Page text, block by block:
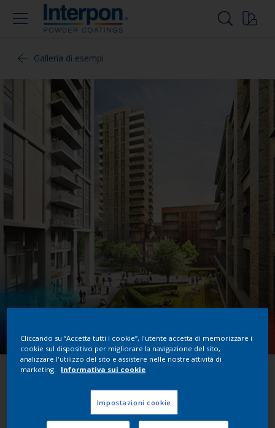
Galleria di esempi
Silk District
Londra, Regno Unito
Cliccando su “Accetta tutti i cookie”, l'utente accetta di memorizzare i
cookie sul dispositivo per migliorare la navigazione del sito,
analizzare l'utilizzo del sito e assistere nelle nostre attività di
marketing.
Informativa sui cookie
Impostazioni cookie